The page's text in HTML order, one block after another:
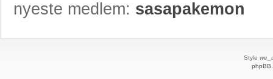
nyeste medlem: sasapakemon
Style